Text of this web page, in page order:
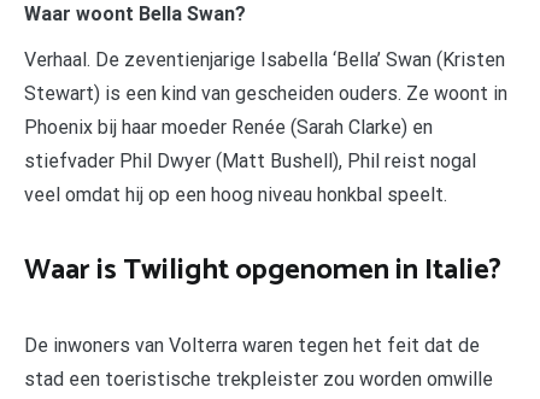
Waar woont Bella Swan?
Verhaal. De zeventienjarige Isabella ‘Bella’ Swan (Kristen
Stewart) is een kind van gescheiden ouders. Ze woont in
Phoenix bij haar moeder Renée (Sarah Clarke) en
stiefvader Phil Dwyer (Matt Bushell), Phil reist nogal
veel omdat hij op een hoog niveau honkbal speelt.
Waar is Twilight opgenomen in Italie?
De inwoners van Volterra waren tegen het feit dat de
stad een toeristische trekpleister zou worden omwille